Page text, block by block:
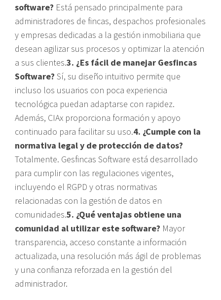
software? Está pensado principalmente para
administradores de fincas, despachos profesionales
y empresas dedicadas a la gestión inmobiliaria que
desean agilizar sus procesos y optimizar la atención
a sus clientes.3. ¿Es fácil de manejar Gesfincas
Software? Sí, su diseño intuitivo permite que
incluso los usuarios con poca experiencia
tecnológica puedan adaptarse con rapidez.
Además, CIAx proporciona formación y apoyo
continuado para facilitar su uso.4. ¿Cumple con la
normativa legal y de protección de datos?
Totalmente. Gesfincas Software está desarrollado
para cumplir con las regulaciones vigentes,
incluyendo el RGPD y otras normativas
relacionadas con la gestión de datos en
comunidades.5. ¿Qué ventajas obtiene una
comunidad al utilizar este software? Mayor
transparencia, acceso constante a información
actualizada, una resolución más ágil de problemas
y una confianza reforzada en la gestión del
administrador.